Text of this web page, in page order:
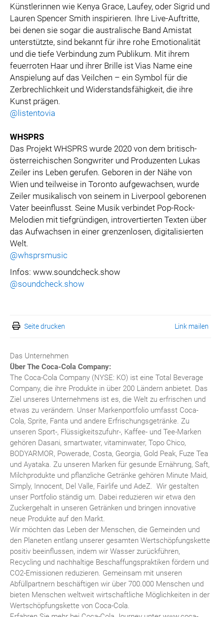
Künstlerinnen wie Kenya Grace, Laufey, oder Sigrid und
Lauren Spencer Smith inspirieren. Ihre Live-Auftritte,
bei denen sie sogar die australische Band Amistat
unterstützte, sind bekannt für ihre rohe Emotionalität
und die tiefe Verbindung zum Publikum. Mit ihrem
feuerroten Haar und ihrer Brille ist Vias Name eine
Anspielung auf das Veilchen – ein Symbol für die
Zerbrechlichkeit und Widerstandsfähigkeit, die ihre
Kunst prägen.
@listentovia
WHSPRS
Das Projekt WHSPRS wurde 2020 von dem britisch-
österreichischen Songwriter und Produzenten Lukas
Zeiler ins Leben gerufen. Geboren in der Nähe von
Wien und teilweise in Toronto aufgewachsen, wurde
Zeiler musikalisch von seinem in Liverpool geborenen
Vater beeinflusst. Seine Musik verbindet Pop-Rock-
Melodien mit tiefgründigen, introvertierten Texten über
das Aufwachsen in einer grenzenlosen, digitalisierten
Welt.
@whsprsmusic
Infos: www.soundcheck.show
@soundcheck.show
Seite drucken Link mailen
Das Unternehmen
Über The Coca-Cola Company:
The Coca-Cola Company (NYSE: KO) ist eine Total Beverage
Company, die ihre Produkte in über 200 Ländern anbietet. Das
Ziel unseres Unternehmens ist es, die Welt zu erfrischen und
etwas zu verändern. Unser Markenportfolio umfasst Coca-
Cola, Sprite, Fanta und andere Erfrischungsgetränke. Zu
unseren Sport-, Flüssigkeitszufuhr-, Kaffee- und Tee-Marken
gehören Dasani, smartwater, vitaminwater, Topo Chico,
BODYARMOR, Powerade, Costa, Georgia, Gold Peak, Fuze Tea
und Ayataka. Zu unseren Marken für gesunde Ernährung, Saft,
Milchprodukte und pflanzliche Getränke gehören Minute Maid,
Simply, Innocent, Del Valle, Fairlife und AdeZ. Wir gestalten
unser Portfolio ständig um. Dabei reduzieren wir etwa den
Zuckergehalt in unseren Getränken und bringen innovative
neue Produkte auf den Markt.
Wir möchten das Leben der Menschen, die Gemeinden und
den Planeten entlang unserer gesamten Wertschöpfungskette
positiv beeinflussen, indem wir Wasser zurückführen,
Recycling und nachhaltige Beschaffungspraktiken fördern und
CO2-Emissionen reduzieren. Gemeinsam mit unseren
Abfüllpartnern beschäftigen wir über 700.000 Menschen und
bieten Menschen weltweit wirtschaftliche Möglichkeiten in der
Wertschöpfungskette von Coca-Cola.